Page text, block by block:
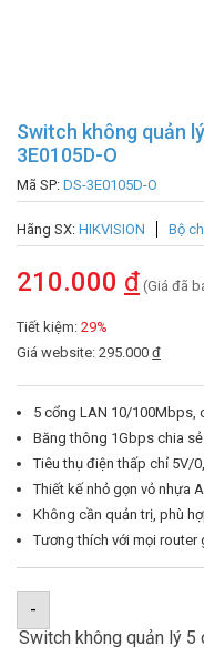
Switch không quản
3E0105D-O
Mã SP: DS-3E0105D-O
Hãng SX: HIKVISION Bộ
210.000 đ (Giá đã
Tiết kiệm: 29%
Giá website: 295.000 đ
5 cổng LAN 10/100Mbps,
Băng thông 1Gbps chia
Tiêu thụ điện thấp chỉ 5V/
Thiết kế nhỏ gọn vỏ nhựa
Không cần quản trị, phù
Tương thích với mọi router
-
Switch không quản lý 5